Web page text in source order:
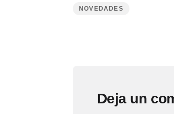
NOVEDADES
Deja un